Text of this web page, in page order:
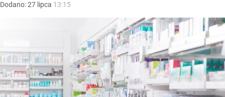
Dodano:27 lipca 13:15